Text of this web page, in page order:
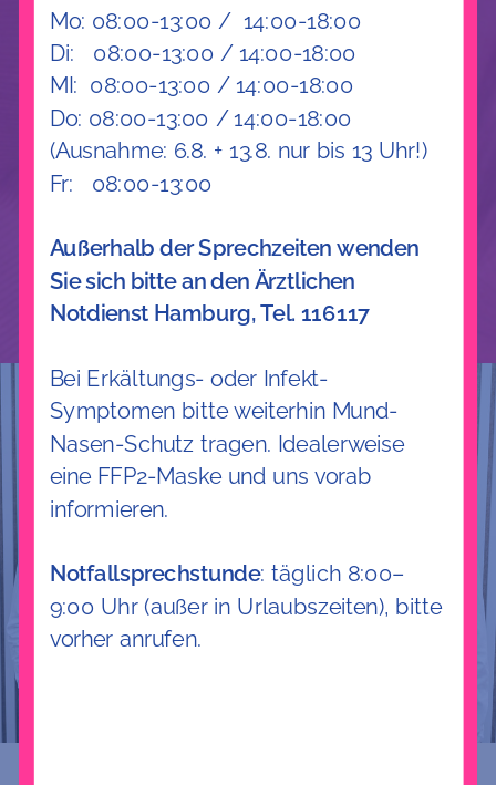
ONLINE TERMIN SICHERN
medizinische Expertise und Empathie
aufeinandertreffen. Wir begleiten Sie in
allen Lebensphasen vertrauensvoll
und individuell, denn Ihre Gesundheit
ist uns ein echtes Anliegen.
Mo: 08:00-13:00 / 14:00-18:00
Di: 08:00-13:00 / 14:00-18:00
MI: 08:00-13:00 / 14:00-18:00
Do: 08:00-13:00 / 14:00-18:00
(Ausnahme: 6.8. + 13.8. nur bis 13 Uhr!)
Fr: 08:00-13:00
Außerhalb der Sprechzeiten wenden
Sie sich bitte an den Ärztlichen
Notdienst Hamburg, Tel. 116117
Bei Erkältungs- oder Infekt-
Symptomen bitte weiterhin Mund-
Nasen-Schutz tragen. Idealerweise
eine FFP2-Maske und uns vorab
informieren.
Notfallsprechstunde: täglich 8:00–
9:00 Uhr (außer in Urlaubszeiten), bitte
vorher anrufen.